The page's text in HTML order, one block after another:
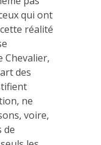
qui ont
réalité
Chevalier,
des
ne
voire,
de